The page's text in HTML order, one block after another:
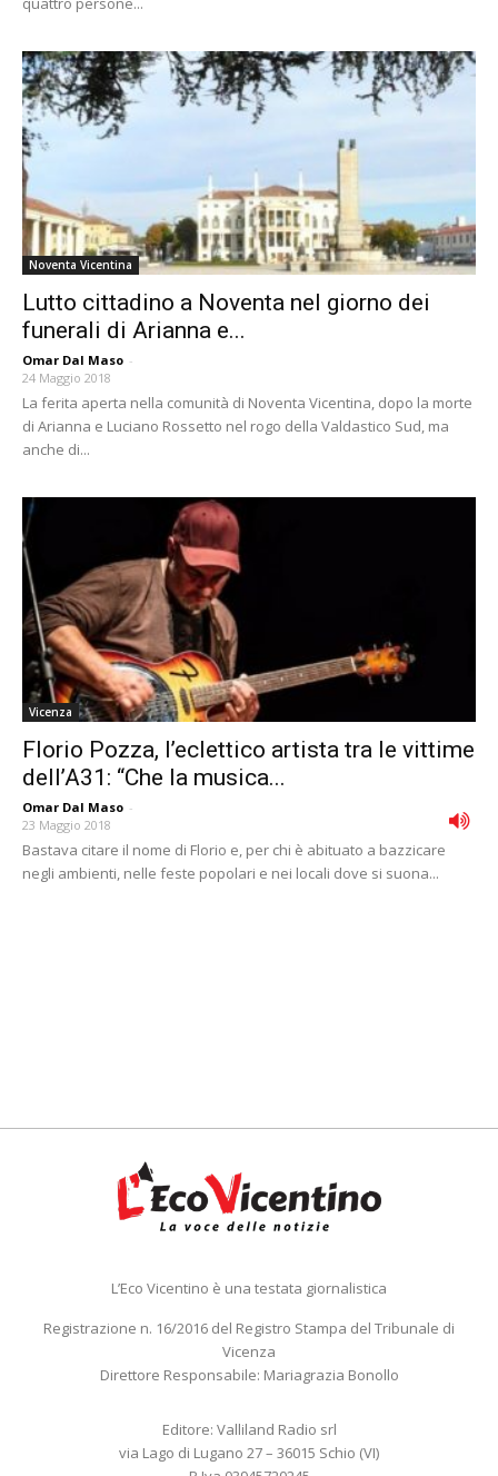
Noventa Vicentina
Lutto cittadino a Noventa nel giorno dei
funerali di Arianna e...
Omar Dal Maso -
24 Maggio 2018
La ferita aperta nella comunità di Noventa Vicentina, dopo la morte
di Arianna e Luciano Rossetto nel rogo della Valdastico Sud, ma
anche di...
Vicenza
Florio Pozza, l’eclettico artista tra le vittime
dell’A31: “Che la musica...
Omar Dal Maso -
23 Maggio 2018
Bastava citare il nome di Florio e, per chi è abituato a bazzicare
negli ambienti, nelle feste popolari e nei locali dove si suona...
L’Eco Vicentino è una testata giornalistica
Registrazione n. 16/2016 del Registro Stampa del Tribunale di
Vicenza
Direttore Responsabile: Mariagrazia Bonollo
Editore: Valliland Radio srl
via Lago di Lugano 27 – 36015 Schio (VI)